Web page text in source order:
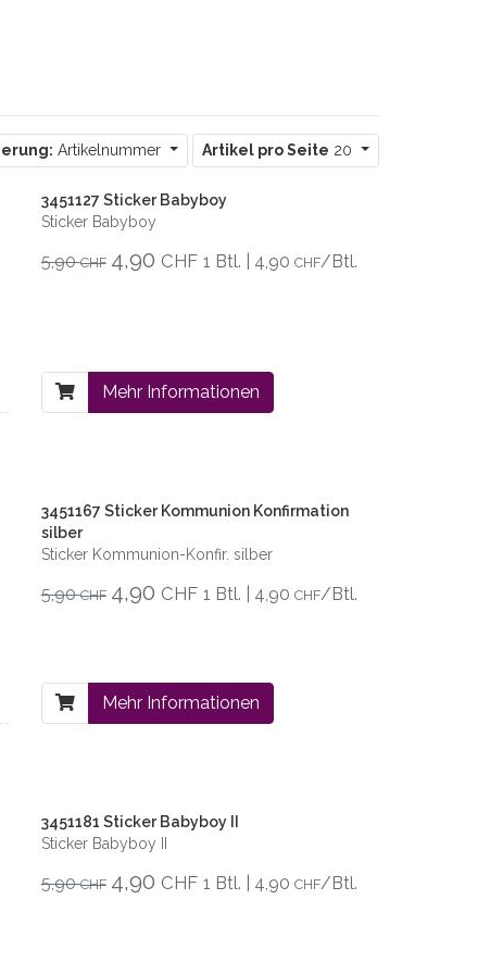
Artikelnummer Artikel pro Seite 20
3451127 Sticker Babyboy
Sticker Babyboy
5,90CHF 4,90 CHF 1 Btl. | 4,90 CHF/Btl.
Mehr Informationen
3451167 Sticker Kommunion Konfirmation
silber
Sticker Kommunion-Konfir. silber
5,90CHF 4,90 CHF 1 Btl. | 4,90 CHF/Btl.
Mehr Informationen
3451181 Sticker Babyboy II
Sticker Babyboy II
5,90CHF 4,90 CHF 1 Btl. | 4,90 CHF/Btl.